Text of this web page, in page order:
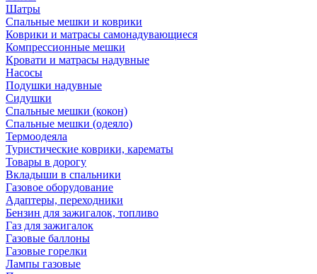
Шатры
Спальные мешки и коврики
Коврики и матрасы самонадувающиеся
Компрессионные мешки
Кровати и матрасы надувные
Насосы
Подушки надувные
Сидушки
Спальные мешки (кокон)
Спальные мешки (одеяло)
Термоодеяла
Туристические коврики, карематы
Товары в дорогу
Вкладыши в спальники
Газовое оборудование
Адаптеры, переходники
Бензин для зажигалок, топливо
Газ для зажигалок
Газовые баллоны
Газовые горелки
Лампы газовые